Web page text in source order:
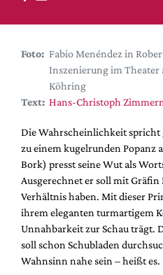
DdB-map
Premierensuche
Festival-Planer
Hefte
Alle Hefte
Leseproben
Podcast
Service
Shop / Abo
Newsletter
Redaktion
Foto: Fabio Menéndez in
Inszenierung im
Köhring
Text: Hans-Christoph
Die Wahrscheinlichkeit spricht
zu einem kugelrunden Popanz
Bork) presst seine Wut als
Ausgerechnet er soll mit
Verhältnis haben. Mit dieser
ihrem eleganten turmartigem
Unnahbarkeit zur Schau trägt.
soll schon Schubladen
Wahnsinn nahe sein – heißt es.